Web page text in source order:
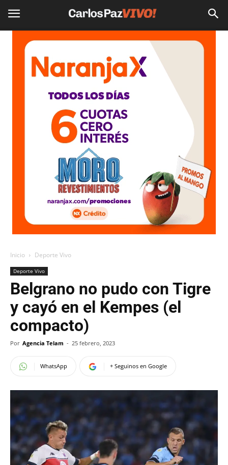
Inicio Deporte Vivo
Deporte Vivo
Belgrano no pudo con Tigre
y cayó en el Kempes (el
compacto)
Por Agencia Telam - 25 febrero, 2023
WhatsApp + Seguinos en Google